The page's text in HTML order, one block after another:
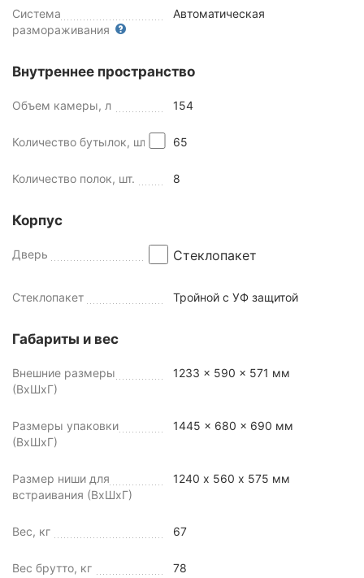
Система
размораживания
Автоматическая
Внутреннее пространство
Объем камеры, л 154
Количество бутылок, шт 65
Количество полок, шт. 8
Корпус
Дверь Стеклопакет
Стеклопакет Тройной с УФ защитой
Габариты и вес
Внешние размеры
(ВхШхГ)
1233 x 590 x 571 мм
Размеры упаковки
(ВхШхГ)
1445 x 680 x 690 мм
Размер ниши для
встраивания (ВхШхГ)
1240 х 560 х 575 мм
Вес, кг 67
Вес брутто, кг 78